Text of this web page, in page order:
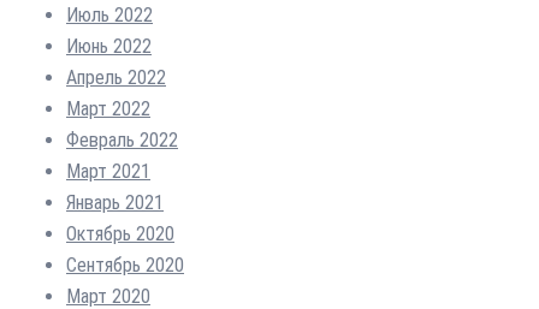
Июль 2022
Июнь 2022
Апрель 2022
Март 2022
Февраль 2022
Март 2021
Январь 2021
Октябрь 2020
Сентябрь 2020
Март 2020